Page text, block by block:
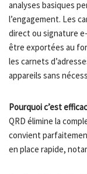
analyses basiques
l’engagement. Les
direct ou signature
être exportées au
les carnets
appareils sans
Pourquoi c’est
QRD élimine la
convient
en place rapide,